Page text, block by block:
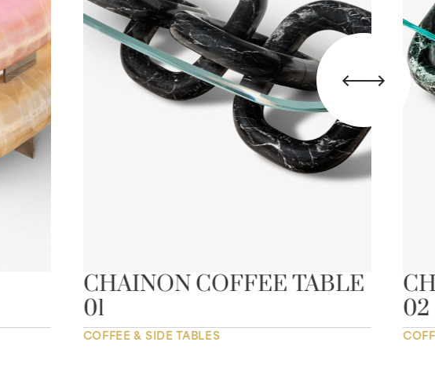
CHAINON COFFEE TABLE
01
COFFEE & SIDE TABLES
02